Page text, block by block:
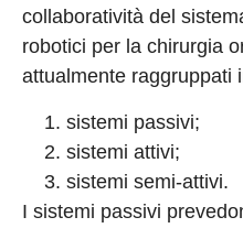
collaboratività del
robotici per la chirurgia
attualmente raggruppati
sistemi passivi;
sistemi attivi;
sistemi semi-attivi.
I sistemi passivi